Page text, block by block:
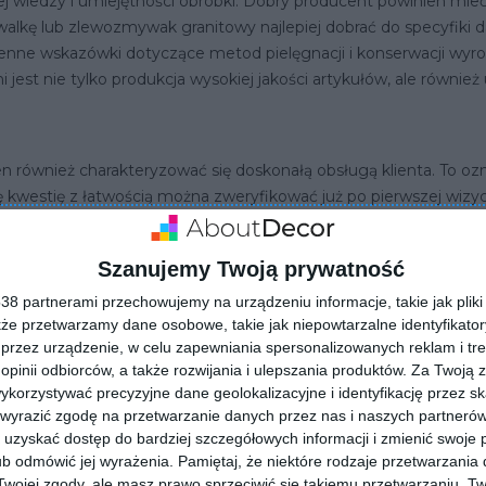
Szanujemy Twoją prywatność
partnerami przechowujemy na urządzeniu informacje, takie jak
przetwarzamy dane osobowe, takie jak niepowtarzalne
przez urządzenie, w celu zapewniania spersonalizowanych reklam i
odbiorców, a także rozwijania i ulepszania produktów. Za Twoją
precyzyjne dane geolokalizacyjne i identyfikację przez
zgodę na przetwarzanie danych przez nas i naszych
dostęp do bardziej szczegółowych informacji i zmienić swoje
odmówić jej wyrażenia.
Pamiętaj, że niektóre rodzaje przetwarzania
lub zlewozmywak granitowy najlepiej dobrać do specyfiki
wskazówki dotyczące metod pielęgnacji i konserwacji
jest nie tylko produkcja wysokiej jakości artykułów, ale
charakteryzować się doskonałą obsługą klienta. To
kwestię z łatwością można zweryfikować już po pierwszej
producent powinien prowadzić swoją działalność w
wyborem produktów danej firmy, warto sprawdzić
że producent musi dostosować swoją działalność do
kuchenne Wymagania użytkowe i metody